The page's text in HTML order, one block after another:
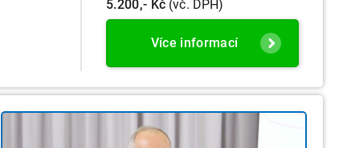
5.200,- Kč (vč. DPH)
Více informací